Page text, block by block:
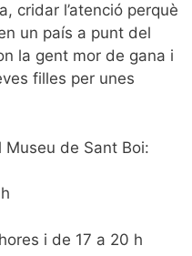
cridar l’atenció perquè
un país a punt del
la gent mor de gana i
filles per unes
Museu de Sant Boi:
i de 17 a 20 h